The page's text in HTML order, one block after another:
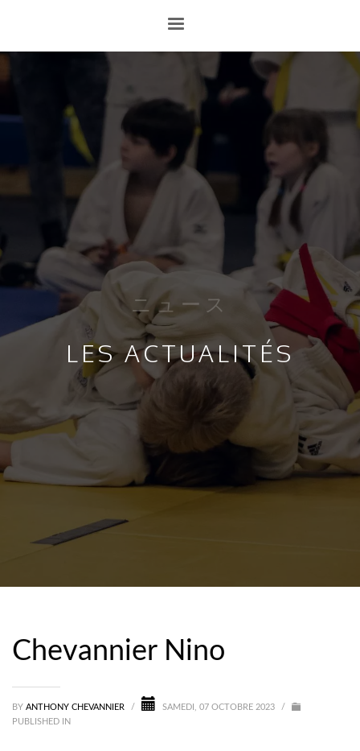
ニュース
LES ACTUALITÉS
Chevannier Nino
BY ANTHONY CHEVANNIER / SAMEDI, 07 OCTOBRE 2023
/
PUBLISHED IN